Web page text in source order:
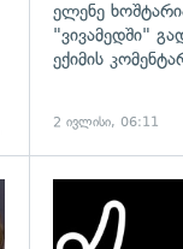
ელენე
"ვივამედში"
ექიმის
2 ივლისი, 06:11
გადახედვა